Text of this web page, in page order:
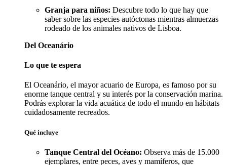
Granja para niños: Descubre todo lo que hay que
saber sobre las especies autóctonas mientras almuerzas
rodeado de los animales nativos de Lisboa.
Del Oceanário
Lo que te espera
El Oceanário, el mayor acuario de Europa, es famoso por su
enorme tanque central y su interés por la conservación marina.
Podrás explorar la vida acuática de todo el mundo en hábitats
cuidadosamente recreados.
Qué incluye
Tanque Central del Océano: Observa más de 15.000
ejemplares, entre peces, aves y mamíferos, que